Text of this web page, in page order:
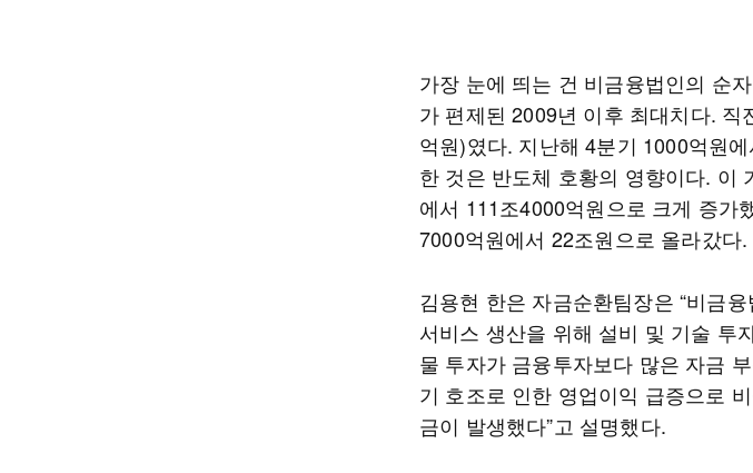
가장 눈에 띄는 건 비금융법인의 순
가 편제된 2009년 이후 최대치다.
억원)였다. 지난해 4분기 1000억원
한 것은 반도체 호황의 영향이다. 이
에서 111조4000억원으로 크게 증가
7000억원에서 22조원으로 올라갔다.
김용현 한은 자금순환팀장은 “비금
서비스 생산을 위해 설비 및 기술 투
물 투자가 금융투자보다 많은 자금
기 호조로 인한 영업이익 급증으로
금이 발생했다”고 설명했다.